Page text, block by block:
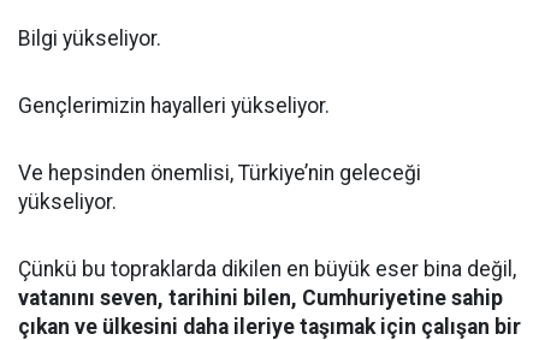
Bilgi yükseliyor.
Gençlerimizin hayalleri yükseliyor.
Ve hepsinden önemlisi, Türkiye’nin geleceği
yükseliyor.
Çünkü bu topraklarda dikilen en büyük eser bina değil,
vatanını seven, tarihini bilen, Cumhuriyetine sahip
çıkan ve ülkesini daha ileriye taşımak için çalışan bir